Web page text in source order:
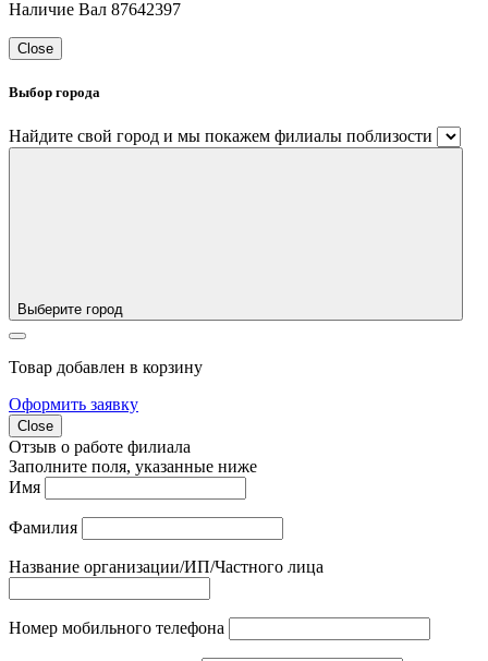
Наличие Вал 87642397
Close
Выбор города
Найдите свой город и мы покажем филиалы поблизости
Выберите город
Товар добавлен в корзину
Оформить заявку
Close
Отзыв о работе филиала
Заполните поля, указанные ниже
Имя
Фамилия
Название организации/ИП/Частного лица
Номер мобильного телефона